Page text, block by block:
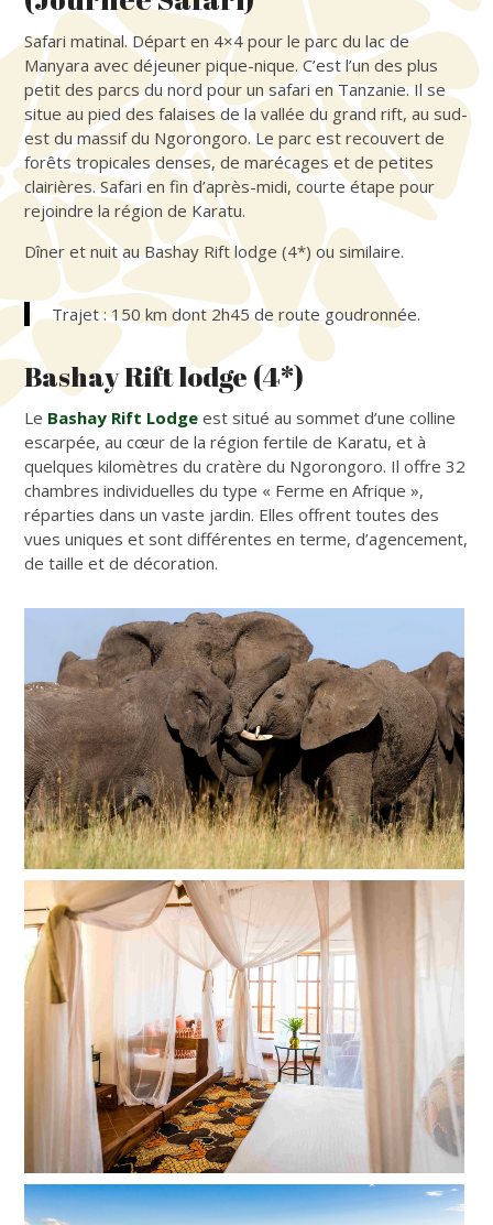
Safari matinal. Départ en 4×4 pour le parc du lac de
Manyara avec déjeuner pique-nique. C’est l’un des plus
petit des parcs du nord pour un safari en Tanzanie. Il se
situe au pied des falaises de la vallée du grand rift, au sud-
est du massif du Ngorongoro. Le parc est recouvert de
forêts tropicales denses, de marécages et de petites
clairières. Safari en fin d’après-midi, courte étape pour
rejoindre la région de Karatu.
Dîner et nuit au Bashay Rift lodge (4*) ou similaire.
Trajet : 150 km dont 2h45 de route goudronnée.
Bashay Rift lodge (4*)
Le Bashay Rift Lodge est situé au sommet d’une colline
escarpée, au cœur de la région fertile de Karatu, et à
quelques kilomètres du cratère du Ngorongoro. Il offre 32
chambres individuelles du type « Ferme en Afrique »,
réparties dans un vaste jardin. Elles offrent toutes des
vues uniques et sont différentes en terme, d’agencement,
de taille et de décoration.